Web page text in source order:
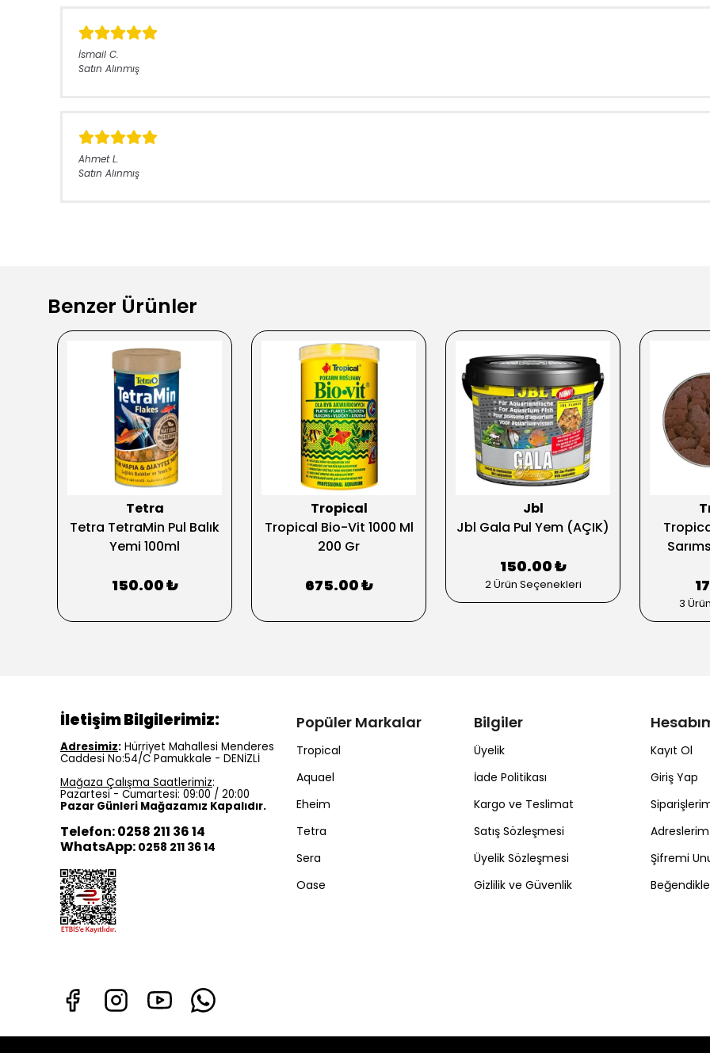
İsmail C.
Satın Alınmış
Ahmet L.
Satın Alınmış
Benzer Ürünler
Tetra
Tetra TetraMin Pul Balık
Yemi 100ml
150.00 ₺
Tropical
Tropical Bio-Vit 1000 Ml
200 Gr
675.00 ₺
Jbl
Jbl Gala Pul Yem (AÇIK)
150.00 ₺
2 Ürün Seçenekleri
3
Popüler Markalar
Tropical
Aquael
Eheim
Tetra
Sera
Oase
Bilgiler
Üyelik
İade Politikası
Kargo ve Teslimat
Satış Sözleşmesi
Üyelik Sözleşmesi
Gizlilik ve Güvenlik
Kayıt Ol
Giriş Yap
Adreslerim
Şifremi
İletişim Bilgilerimiz:
Adresimiz: Hürriyet Mahallesi Menderes
Caddesi No:54/C Pamukkale - DENİZLİ
Mağaza Çalışma Saatlerimiz:
Pazartesi - Cumartesi: 09:00 / 20:00
Pazar Günleri Mağazamız Kapalıdır.
Telefon: 0258 211 36 14
WhatsApp: 0258 211 36 14